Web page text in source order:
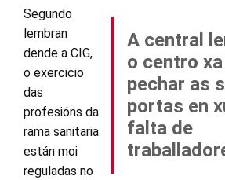
A central
o centro
pechar as
portas en
falta de
Segundo
lembran
dende a CIG,
o exercicio
das
profesións da
rama sanitaria
están moi
reguladas no